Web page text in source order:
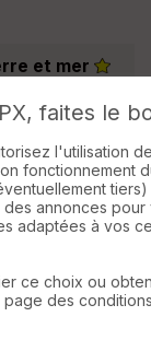
et mer
km
du
de la Rance
une
allant de la
nord-ouest de
l'église. A voir
moulin »
la Rance
faites le
l'utilisation
fonctionnement
annonces pour
adaptées à vos
ce choix ou
des